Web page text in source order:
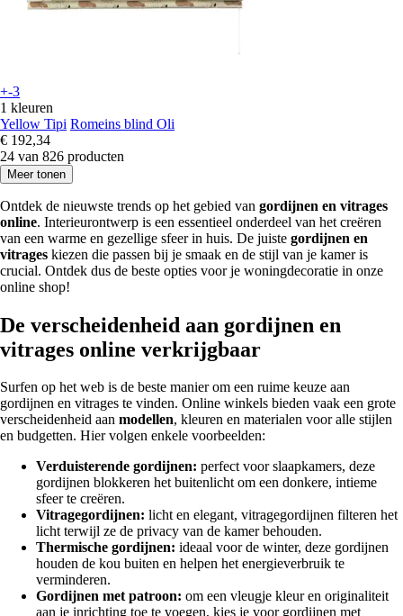
+-3
1 kleuren
Yellow Tipi Romeins blind Oli
€ 192,34
24 van 826 producten
Meer tonen
Ontdek de nieuwste trends op het gebied van gordijnen en vitrages
online. Interieurontwerp is een essentieel onderdeel van het creëren
van een warme en gezellige sfeer in huis. De juiste gordijnen en
vitrages kiezen die passen bij je smaak en de stijl van je kamer is
crucial. Ontdek dus de beste opties voor je woningdecoratie in onze
online shop!
De verscheidenheid aan gordijnen en
vitrages online verkrijgbaar
Surfen op het web is de beste manier om een ruime keuze aan
gordijnen en vitrages te vinden. Online winkels bieden vaak een grote
verscheidenheid aan modellen, kleuren en materialen voor alle stijlen
en budgetten. Hier volgen enkele voorbeelden:
Verduisterende gordijnen: perfect voor slaapkamers, deze
gordijnen blokkeren het buitenlicht om een donkere, intieme
sfeer te creëren.
Vitragegordijnen: licht en elegant, vitragegordijnen filteren het
licht terwijl ze de privacy van de kamer behouden.
Thermische gordijnen: ideaal voor de winter, deze gordijnen
houden de kou buiten en helpen het energieverbruik te
verminderen.
Gordijnen met patroon: om een vleugje kleur en originaliteit
aan je inrichting toe te voegen, kies je voor gordijnen met